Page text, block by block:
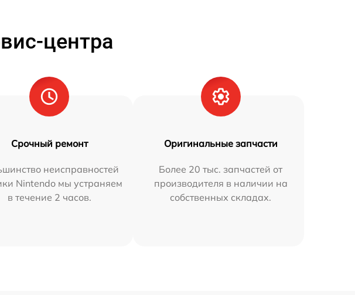
центра
Срочный ремонт
неисправностей
Nintendo мы устраняем
в течение 2 часов.
Оригинальные запчасти
Более 20 тыс. запчастей от
производителя в наличии на
собственных складах.